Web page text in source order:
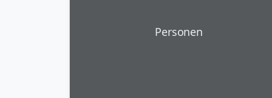
Personen